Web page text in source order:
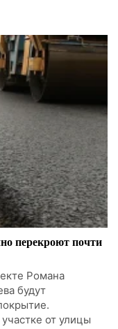
перекроют почти
Романа
будут
от улицы